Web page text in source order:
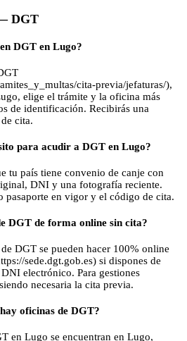
DGT
DGT en Lugo?
cita-previa/jefaturas/),
elige el trámite y la oficina más
de identificación. Recibirás una
cita.
para acudir a DGT en Lugo?
tu país tiene convenio de canje con
DNI y una fotografía reciente.
en vigor y el código de cita.
DGT de forma online sin cita?
DGT se pueden hacer 100% online
sede.dgt.gob.es) si dispones de
electrónico. Para gestiones
necesaria la cita previa.
oficinas de DGT?
en Lugo se encuentran en Lugo,